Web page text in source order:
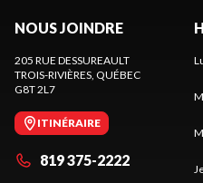
NOUS JOINDRE
205 RUE DESSUREAULT
TROIS-RIVIÈRES , QUÉBEC
G8T 2L7
ITINÉRAIRE
819 375-2222